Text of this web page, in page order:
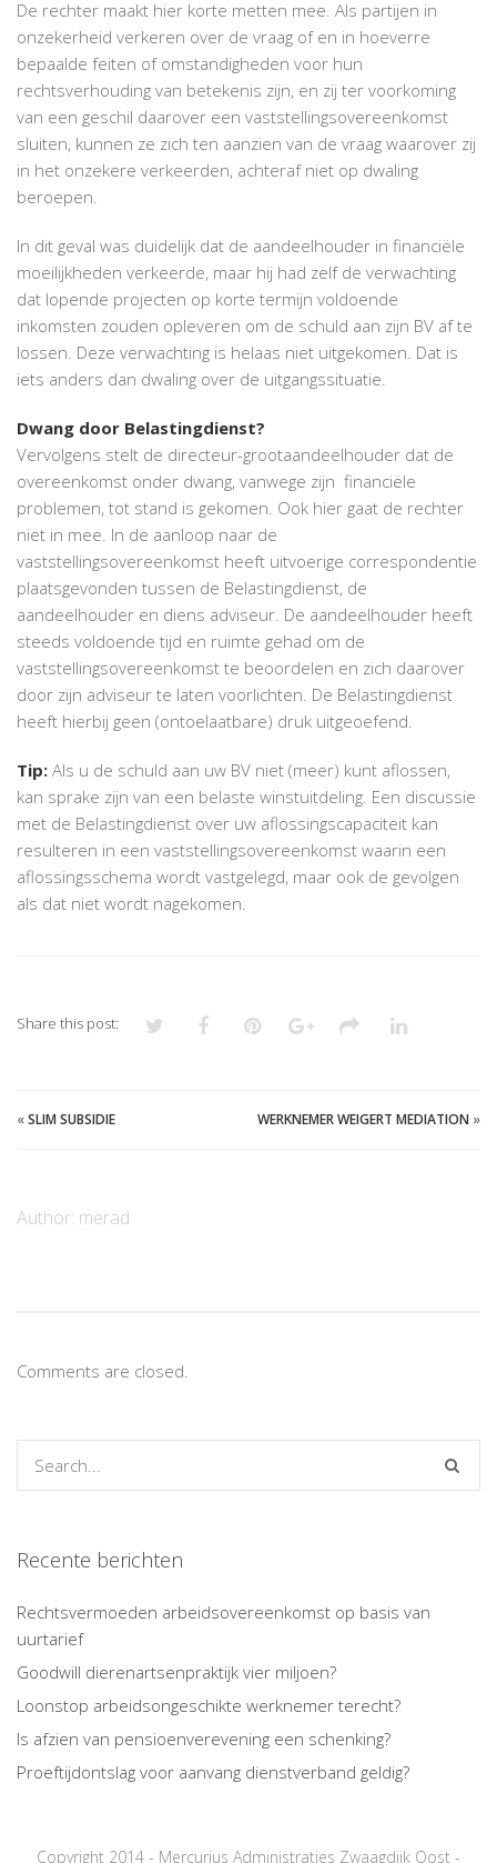
De rechter maakt hier korte metten mee. Als partijen in
onzekerheid verkeren over de vraag of en in hoeverre
bepaalde feiten of omstandigheden voor hun
rechtsverhouding van betekenis zijn, en zij ter voorkoming
van een geschil daarover een vaststellingsovereenkomst
sluiten, kunnen ze zich ten aanzien van de vraag waarover zij
in het onzekere verkeerden, achteraf niet op dwaling
beroepen.
In dit geval was duidelijk dat de aandeelhouder in financiële
moeilijkheden verkeerde, maar hij had zelf de verwachting
dat lopende projecten op korte termijn voldoende
inkomsten zouden opleveren om de schuld aan zijn BV af te
lossen. Deze verwachting is helaas niet uitgekomen. Dat is
iets anders dan dwaling over de uitgangssituatie.
Dwang door Belastingdienst?
Vervolgens stelt de directeur-grootaandeelhouder dat de
overeenkomst onder dwang, vanwege zijn financiële
problemen, tot stand is gekomen. Ook hier gaat de rechter
niet in mee. In de aanloop naar de
vaststellingsovereenkomst heeft uitvoerige correspondentie
plaatsgevonden tussen de Belastingdienst, de
aandeelhouder en diens adviseur. De aandeelhouder heeft
steeds voldoende tijd en ruimte gehad om de
vaststellingsovereenkomst te beoordelen en zich daarover
door zijn adviseur te laten voorlichten. De Belastingdienst
heeft hierbij geen (ontoelaatbare) druk uitgeoefend.
Tip: Als u de schuld aan uw BV niet (meer) kunt aflossen,
kan sprake zijn van een belaste winstuitdeling. Een discussie
met de Belastingdienst over uw aflossingscapaciteit kan
resulteren in een vaststellingsovereenkomst waarin een
aflossingsschema wordt vastgelegd, maar ook de gevolgen
als dat niet wordt nagekomen.
Share this post:
«SLIM SUBSIDIE WERKNEMER WEIGERT MEDIATION »
Author: merad
Comments are closed.
Recente berichten
Rechtsvermoeden arbeidsovereenkomst op basis van
uurtarief
Goodwill dierenartsenpraktijk vier miljoen?
Loonstop arbeidsongeschikte werknemer terecht?
Is afzien van pensioenverevening een schenking?
Proeftijdontslag voor aanvang dienstverband geldig?
Copyright 2014 - Mercurius Administraties Zwaagdijk Oost -